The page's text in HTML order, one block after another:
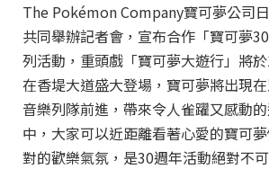
The Pokémon Company寶可夢公司
共同舉辦記者會，宣布合作「寶可夢
列活動，重頭戲「寶可夢大遊行」將
在香堤大道盛大登場，寶可夢將出現
音樂列隊前進，帶來令人雀躍又感動
中，大家可以近距離看著心愛的寶可
對的歡樂氣氛，是30週年活動絕對不